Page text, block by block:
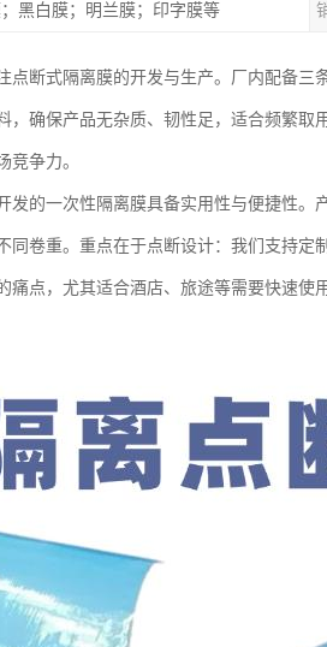
黑白膜；明兰膜；印字膜等
点断式隔离膜的开发与生产。厂内配备
，确保产品无杂质、韧性足，适合频繁
竞争力。
发的一次性隔离膜具备实用性与便捷性
同卷重。重点在于点断设计：我们支持
痛点，尤其适合酒店、旅途等需要快速使